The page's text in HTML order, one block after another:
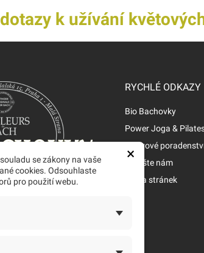
k užívání
RYCHLÉ ODKAZY
Bio Bachovky
Power Joga &
Výživové
Napište nám
Mapa stránek
od ověřeného
zeptat.
×
se zákony na vaše
cookies. Odsouhlaste
pro použití webu.